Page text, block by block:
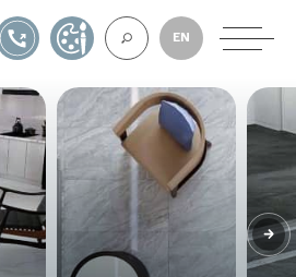
VỀ CHÚNG
GẠCH ỐP LÁT
EN
1900561582TỰ THIẾT KẾ